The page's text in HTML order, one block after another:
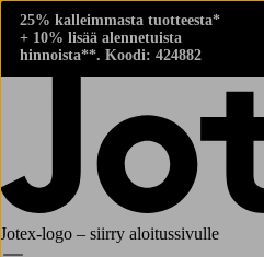
25% kalleimmasta tuotteesta*
+ 10% lisää alennetuista
hinnoista**. Koodi: 424882
Jotex-logo – siirry aloitussivulle